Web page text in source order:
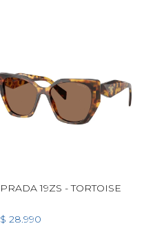
PRADA 19ZS - TORTOISE
$ 28.990